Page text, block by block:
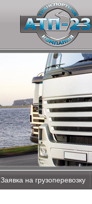
Заявка на грузоперевозку